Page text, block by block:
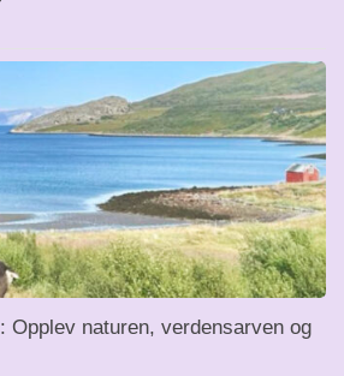
Opplev naturen, verdensarven og